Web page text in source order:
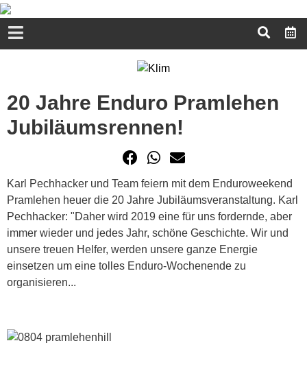
20 Jahre Enduro Pramlehen
Jubiläumsrennen!
Karl Pechhacker und Team feiern mit dem Enduroweekend
Pramlehen heuer die 20 Jahre Jubiläumsveranstaltung. Karl
Pechhacker: "Daher wird 2019 eine für uns fordernde, aber
immer wieder und jedes Jahr, schöne Geschichte. Wir und
unsere treuen Helfer, werden unsere ganze Energie
einsetzen um eine tolles Enduro-Wochenende zu
organisieren...